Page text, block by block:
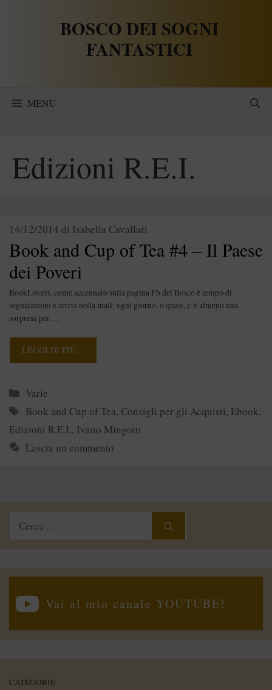
BOSCO DEI SOGNI
FANTASTICI
MENU
Edizioni R.E.I.
Book and Cup of Tea #4 – Il Paese
dei Poveri
14/12/2014 di Isabella Cavallari
BookLovers, come accennato sulla pagina Fb del Bosco è tempo di
segnalazioni e arrivi nella mail: ogni giorno, o quasi, c’è almeno una
sorpresa per …
LEGGI DI PIÙ…
Categorie
Varie
Tag
Book and Cup of Tea,Consigli per gli Acquisti, Ebook,
Edizioni R.E.I., Ivano Mingotti
Lascia un commento
Ricerca
Vai al mio canale YOUTUBE!
CATEGORIE